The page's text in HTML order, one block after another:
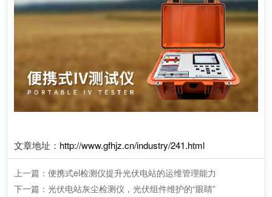
文章地址： http://www.gfhjz.cn/industry/241.html
上一篇： 便携式el检测仪提升光伏电站的运维管理能力
下一篇： 光伏电站灰尘检测仪，光伏组件维护的“眼睛”